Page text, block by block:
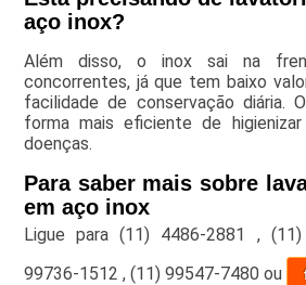
aço inox?
Além disso, o inox sai na
concorrentes, já que tem baixo
facilidade de conservação diária.
forma mais eficiente de
doenças.
Para saber mais sobre
em aço inox
Ligue para(11) 4486-2881 ,
99736-1512 , (11) 99547-7480ou